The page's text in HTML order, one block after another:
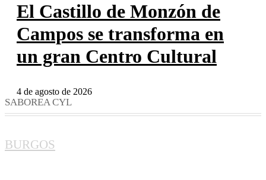
El Castillo de Monzón de
Campos se transforma en
un gran Centro Cultural
4 de agosto de 2026
SABOREA CYL
BURGOS